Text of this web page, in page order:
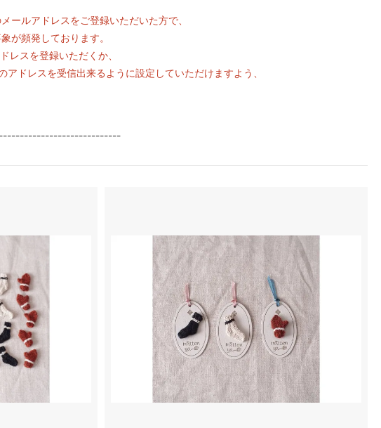
ールアドレスをご登録いただいた方で、
が頻発しております。
レスを登録いただくか、
ドレスを受信出来るように設定していただけますよう、